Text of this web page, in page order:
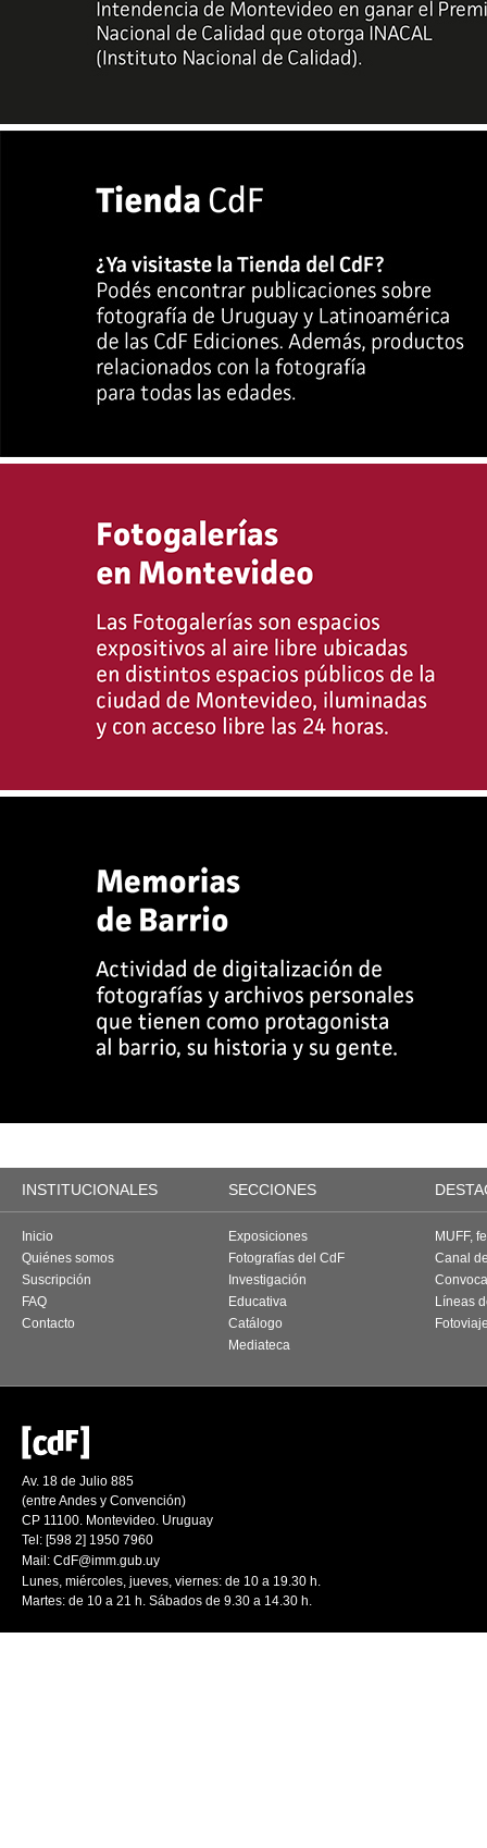
INSTITUCIONALES SECCIONES
Inicio
Quiénes somos
Suscripción
FAQ
Contacto
Exposiciones
Fotografías del CdF
Investigación
Educativa
Catálogo
Mediateca
MUFF,
Canal
Líneas
Av. 18 de Julio 885
(entre Andes y Convención)
CP 11100. Montevideo. Uruguay
Tel: [598 2] 1950 7960
Mail: CdF@imm.gub.uy
Lunes, miércoles, jueves, viernes: de 10 a 19.30 h.
Martes: de 10 a 21 h. Sábados de 9.30 a 14.30 h.